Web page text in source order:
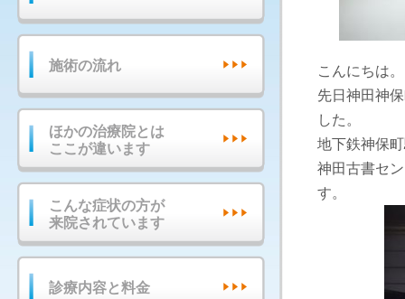
こんにちは。
先日神田神
した。
地下鉄神保
神田古書セ
す。
施術の流れ
ほかの治療院とは
ここが違います
こんな症状の方が
来院されています
診療内容と料金